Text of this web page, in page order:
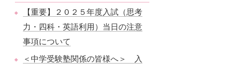
【重要】２０２５年度入試（思考
力・四科・英語利用）当日の注意
事項について
＜中学受験塾関係の皆様へ＞ 入